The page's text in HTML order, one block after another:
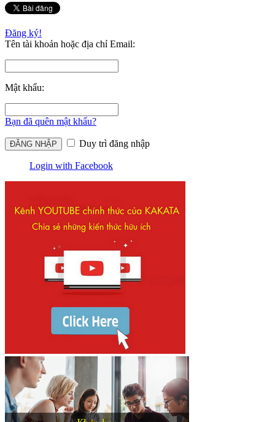
Đăng ký!
Tên tài khoản hoặc địa chỉ Email:
Mật khẩu:
Bạn đã quên mật khẩu?
Duy trì đăng nhập
Login with Facebook